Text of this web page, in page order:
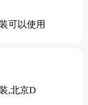
可以使用
,北京D